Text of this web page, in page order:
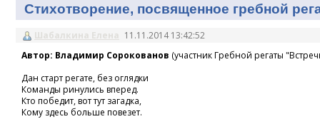
Стихотворение, посвященное гребной
Шабалкина Елена 11.11.2014 13:42:52
Автор: Владимир Сорокованов (участник Гребной регаты
Дан старт регате, без оглядки
Команды ринулись вперед.
Кто победит, вот тут загадка,
Кому здесь больше повезет.